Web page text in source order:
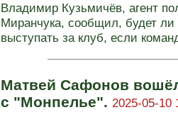
Владимир Кузьмичёв, агент
Миранчука, сообщил, будет
выступать за клуб, если
Матвей Сафонов
с "Монпелье". 2025-05-10